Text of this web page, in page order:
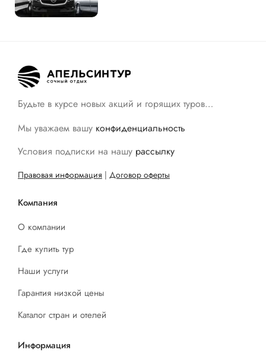
Будьте в курсе новых акций и горящих туров…
Мы уважаем вашу конфиденциальность
Условия подписки на нашу рассылку
Правовая информация | Договор оферты
Компания
О компании
Где купить тур
Наши услуги
Гарантия низкой цены
Каталог стран и отелей
Информация